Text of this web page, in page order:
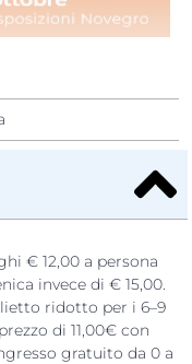
compagnia in un
,sport,bellezza,
guarda
€ 12,00 a persona
invece di € 15,00.
ridotto per i 6–9
di 11,00€ con
gratuito da 0 a